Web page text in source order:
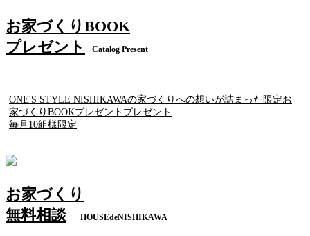
お家づくりBOOK
プレゼント
Catalog Present
ONE'S STYLE NISHIKAWAの家づくりへの想いが詰まった限定お
家づくりBOOKプレゼントプレゼント
毎月10組様限定
お家づくり
無料相談
HOUSEdeNISHIKAWA